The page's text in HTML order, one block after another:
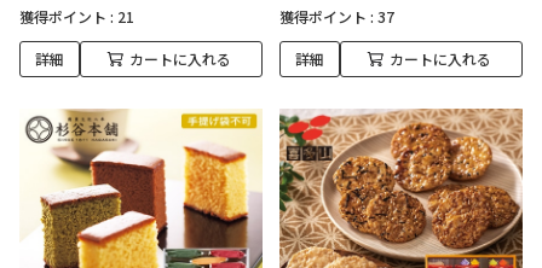
獲得ポイント : 21
詳細 カートに入れる
獲得ポイント : 37
詳細 カートに入れる